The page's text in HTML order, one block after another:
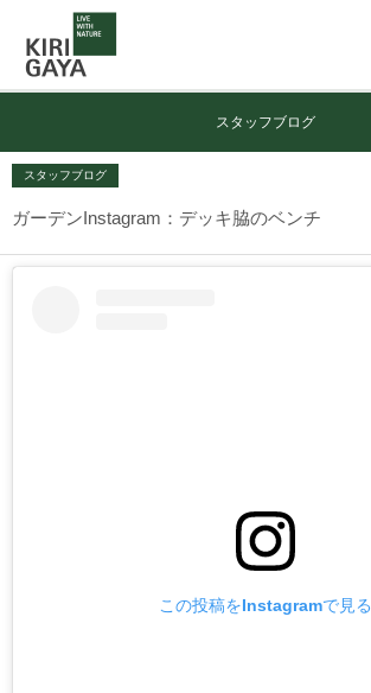
逗子の工務店
｜キリガヤ
スタッフブログ
スタッフブログ
ガーデンInstagram：デッキ脇のベンチ
この投稿をInstagramで見る